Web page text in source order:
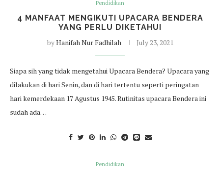
Pendidikan
4 MANFAAT MENGIKUTI UPACARA BENDERA
YANG PERLU DIKETAHUI
byHanifah Nur Fadhilah July 23, 2021
Siapa sih yang tidak mengetahui Upacara Bendera? Upacara yang
dilakukan di hari Senin, dan di hari tertentu seperti peringatan
hari kemerdekaan 17 Agustus 1945. Rutinitas upacara Bendera ini
sudah ada…
Pendidikan